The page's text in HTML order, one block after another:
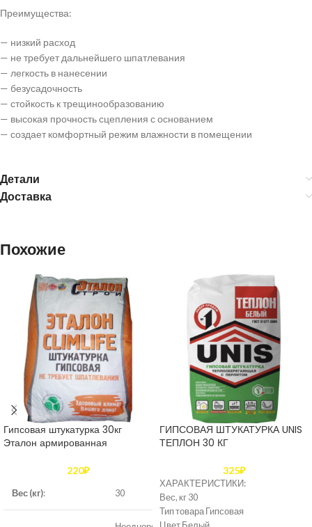
Преимущества:
— низкий расход
— не требует дальнейшего шпатлевания
— легкость в нанесении
— безусадочность
— стойкость к трещинообразованию
— высокая прочность сцепления с основанием
— создает комфортный режим влажности в помещении
Детали
Доставка
Похожие
Гипсовая штукатурка 30кг
Эталон армированная
220₽
Вес (кг): 30
ГИПСОВАЯ ШТУКАТУРКА UNIS
ТЕПЛОН 30 КГ
325₽
ХАРАКТЕРИСТИКИ:
Вес, кг 30
Тип товара Гипсовая